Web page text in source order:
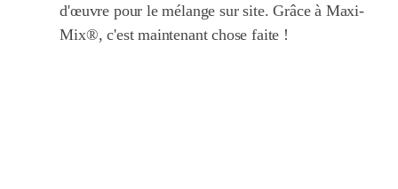
d'œuvre pour le mélange sur site. Grâce à Maxi-
Mix®, c'est maintenant chose faite !